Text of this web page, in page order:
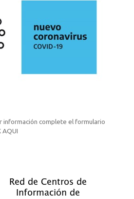
información complete el formulario
AQUI